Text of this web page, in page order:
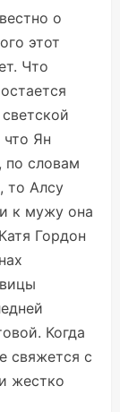
о
этот
Что
Ян
по словам
то Алсу
к мужу она
Гордон
Когда
свяжется с
жестко